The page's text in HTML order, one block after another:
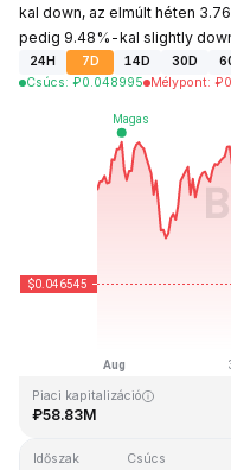
kal down, az elmúlt héten
pedig 9.48%-kal slightly
24H 7D 14D 30D
Csúcs: ₽0.048995 Mélypont: ₽
Piaci kapitalizáció
₽58.83M
Időszak Csúcs